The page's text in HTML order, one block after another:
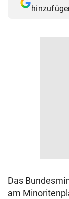
Das
am